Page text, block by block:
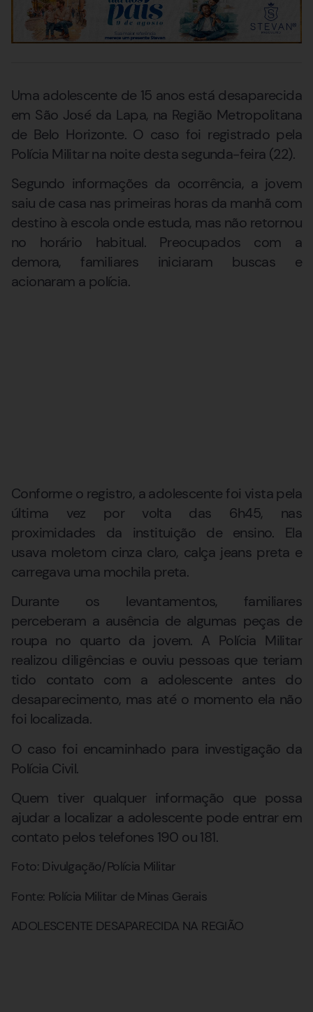
Uma adolescente de 15 anos está desaparecida
em São José da Lapa, na Região Metropolitana
de Belo Horizonte. O caso foi registrado pela
Polícia Militar na noite desta segunda-feira (22).
Segundo informações da ocorrência, a jovem
saiu de casa nas primeiras horas da manhã com
destino à escola onde estuda, mas não retornou
no horário habitual. Preocupados com a
demora, familiares iniciaram buscas e
acionaram a polícia.
Conforme o registro, a adolescente foi vista pela
última vez por volta das 6h45, nas
proximidades da instituição de ensino. Ela
usava moletom cinza claro, calça jeans preta e
carregava uma mochila preta.
Durante os levantamentos, familiares
perceberam a ausência de algumas peças de
roupa no quarto da jovem. A Polícia Militar
realizou diligências e ouviu pessoas que teriam
tido contato com a adolescente antes do
desaparecimento, mas até o momento ela não
foi localizada.
O caso foi encaminhado para investigação da
Polícia Civil.
Quem tiver qualquer informação que possa
ajudar a localizar a adolescente pode entrar em
contato pelos telefones 190 ou 181.
Foto: Divulgação/Polícia Militar
Fonte: Polícia Militar de Minas Gerais
ADOLESCENTE DESAPARECIDA NA REGIÃO